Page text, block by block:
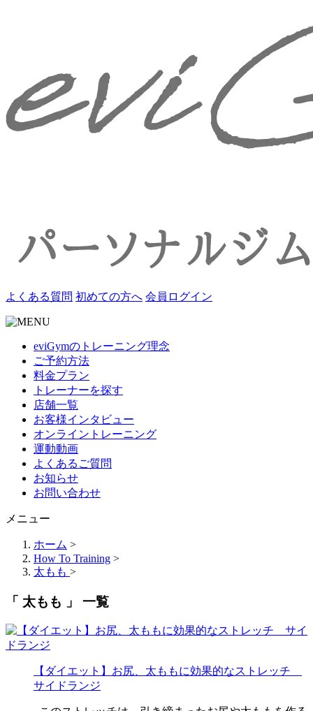
よくある質問 初めての方へ 会員ログイン
eviGymのトレーニング理念
ご予約方法
料金プラン
トレーナーを探す
店舗一覧
お客様インタビュー
オンライントレーニング
運動動画
よくあるご質問
お知らせ
お問い合わせ
メニュー
ホーム >
How To Training >
太もも >
「 太もも 」 一覧
【ダイエット】お尻、太ももに効果的なストレッチ
サイドランジ